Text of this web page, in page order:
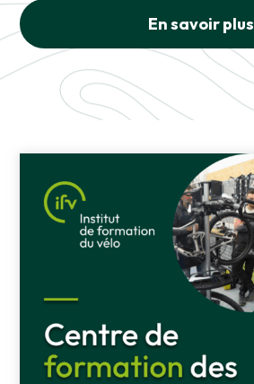
En savoir plus